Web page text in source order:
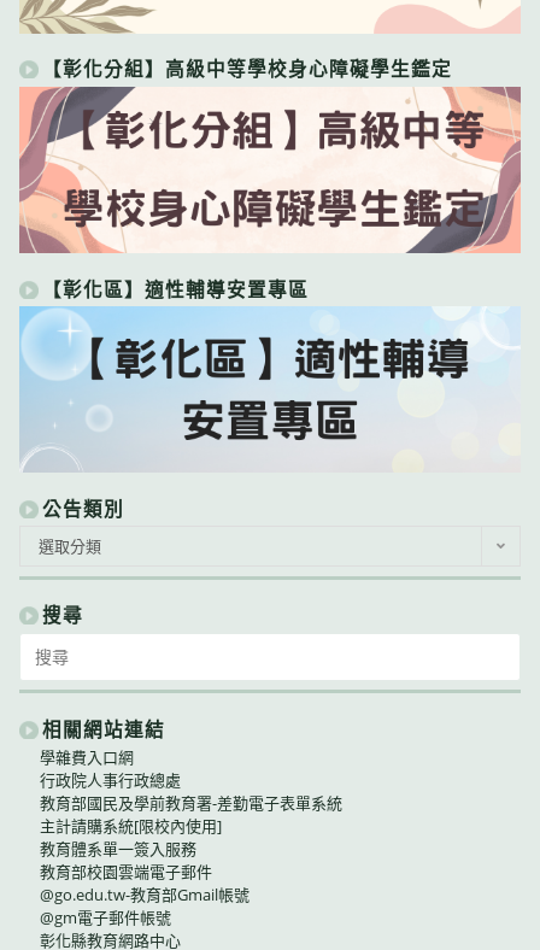
【彰化分組】高級中等學校身心障礙學生鑑定
【彰化區】適性輔導安置專區
公告類別
類
別
選取分類
搜尋
for:
相關網站連結
學雜費入口網
行政院人事行政總處
教育部國民及學前教育署-差勤電子表單系統
主計請購系統[限校內使用]
教育體系單一簽入服務
教育部校園雲端電子郵件
@go.edu.tw-教育部Gmail帳號
@gm電子郵件帳號
彰化縣教育網路中心